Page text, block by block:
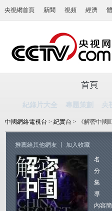
央視網首頁 新聞 視頻 經濟
首頁
紀錄片大全 專題策劃 央
中國網絡電視台 > 紀實台 > 《解密中國Ⅱ
推薦給其他網友 加入收藏
名
分
集
導
內容簡